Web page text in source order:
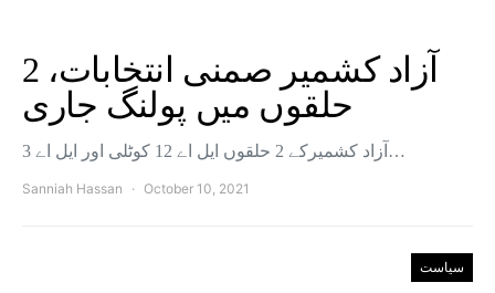
آزاد کشمیر صمنی انتخابات، 2
حلقوں میں پولنگ جاری
آزاد کشمیرکے 2 حلقوں ایل اے 12 کوٹلی اور ایل اے 3…
Sanniah Hassan October 10, 2021
سیاست